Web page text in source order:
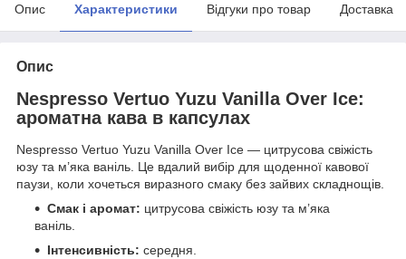
Опис Характеристики Відгуки про товар Доставка
Опис
Nespresso Vertuo Yuzu Vanilla Over Ice:
ароматна кава в капсулах
Nespresso Vertuo Yuzu Vanilla Over Ice — цитрусова свіжість
юзу та м’яка ваніль. Це вдалий вибір для щоденної кавової
паузи, коли хочеться виразного смаку без зайвих складнощів.
Смак і аромат: цитрусова свіжість юзу та м’яка
ваніль.
Інтенсивність: середня.